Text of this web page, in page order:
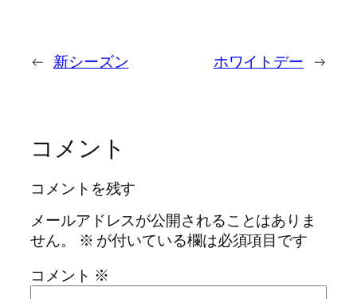
← 新シーズン ホワイトデー →
コメント
コメントを残す
メールアドレスが公開されることはありま
せん。
※ が付いている欄は必須項目です
コメント ※